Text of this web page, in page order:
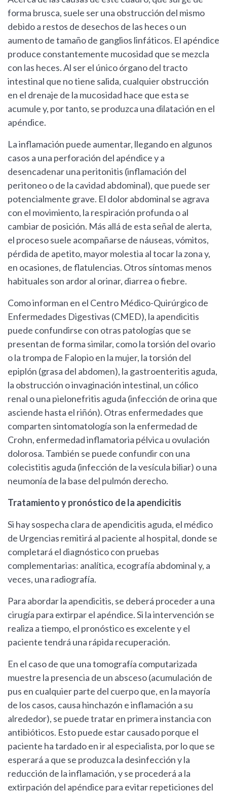
forma brusca, suele ser una obstrucción del mismo
debido a restos de desechos de las heces o un
aumento de tamaño de ganglios linfáticos. El apéndice
produce constantemente mucosidad que se mezcla
con las heces. Al ser el único órgano del tracto
intestinal que no tiene salida, cualquier obstrucción
en el drenaje de la mucosidad hace que esta se
acumule y, por tanto, se produzca una dilatación en el
apéndice.
La inflamación puede aumentar, llegando en algunos
casos a una perforación del apéndice y a
desencadenar una peritonitis (inflamación del
peritoneo o de la cavidad abdominal), que puede ser
potencialmente grave. El dolor abdominal se agrava
con el movimiento, la respiración profunda o al
cambiar de posición. Más allá de esta señal de alerta,
el proceso suele acompañarse de náuseas, vómitos,
pérdida de apetito, mayor molestia al tocar la zona y,
en ocasiones, de flatulencias. Otros síntomas menos
habituales son ardor al orinar, diarrea o fiebre.
Como informan en el Centro Médico-Quirúrgico de
Enfermedades Digestivas (CMED), la apendicitis
puede confundirse con otras patologías que se
presentan de forma similar, como la torsión del ovario
o la trompa de Falopio en la mujer, la torsión del
epiplón (grasa del abdomen), la gastroenteritis aguda,
la obstrucción o invaginación intestinal, un cólico
renal o una pielonefritis aguda (infección de orina que
asciende hasta el riñón). Otras enfermedades que
comparten sintomatología son la enfermedad de
Crohn, enfermedad inflamatoria pélvica u ovulación
dolorosa. También se puede confundir con una
colecistitis aguda (infección de la vesícula biliar) o una
neumonía de la base del pulmón derecho.
Tratamiento y pronóstico de la apendicitis
Si hay sospecha clara de apendicitis aguda, el médico
de Urgencias remitirá al paciente al hospital, donde se
completará el diagnóstico con pruebas
complementarias: analítica, ecografía abdominal y, a
veces, una radiografía.
Para abordar la apendicitis, se deberá proceder a una
cirugía para extirpar el apéndice. Si la intervención se
realiza a tiempo, el pronóstico es excelente y el
paciente tendrá una rápida recuperación.
En el caso de que una tomografía computarizada
muestre la presencia de un absceso (acumulación de
pus en cualquier parte del cuerpo que, en la mayoría
de los casos, causa hinchazón e inflamación a su
alrededor), se puede tratar en primera instancia con
antibióticos. Esto puede estar causado porque el
paciente ha tardado en ir al especialista, por lo que se
esperará a que se produzca la desinfección y la
reducción de la inflamación, y se procederá a la
extirpación del apéndice para evitar repeticiones del